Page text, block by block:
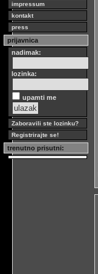
impressum
kontakt
press
prijavnica
nadimak:
lozinka:
upamti me
Zaboravili ste lozinku?
Registrirajte se!
trenutno prisutni: